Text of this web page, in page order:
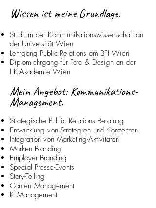
Wissen ist meineGrundlage.
Studium der Kommunikationswissenschaft an
der Universität Wien
Lehrgang Public Relations am BFI Wien
Diplomlehrgang für Foto & Design an der
LIK-Akademie Wien
Mein Angebot: Kommunikations-
Management.
Strategische Public Relations Beratung
Entwicklung von Strategien und Konzepten
Integration von Marketing-Aktivitäten
Marken Branding
Employer Branding
Special Presse-Events
Story-Telling
Content-Management
KI-Management